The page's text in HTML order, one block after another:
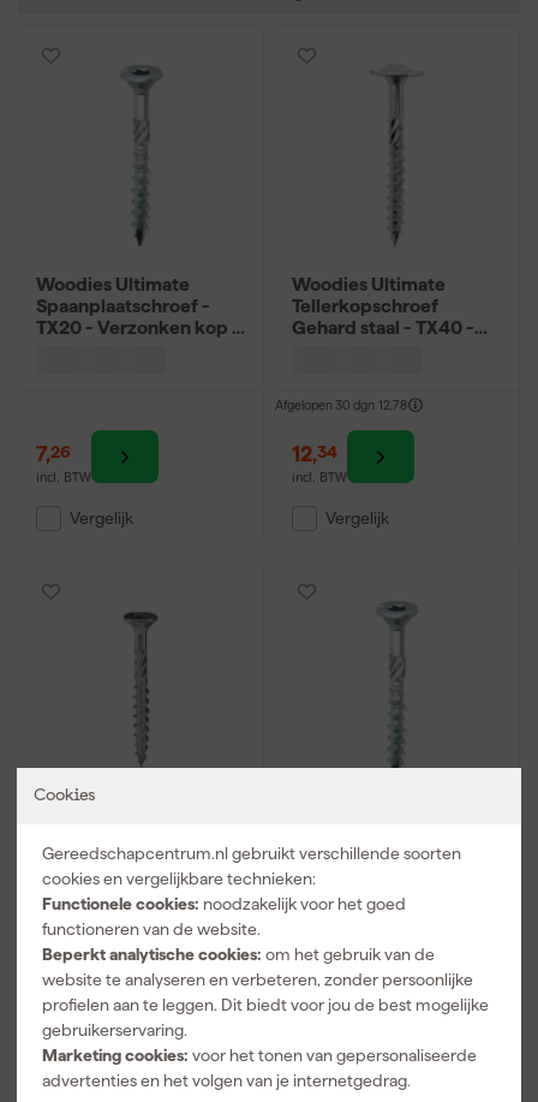
Cookies
Gereedschapcentrum.nl gebruikt verschillende soorten
cookies en vergelijkbare technieken:
Functionele cookies: noodzakelijk voor het goed
functioneren van de website.
Beperkt analytische cookies: om het gebruik van de
website te analyseren en verbeteren, zonder persoonlijke
profielen aan te leggen. Dit biedt voor jou de best mogelijke
gebruikerservaring.
Marketing cookies: voor het tonen van gepersonaliseerde
advertenties en het volgen van je internetgedrag.
Woodies Ultimate
Spaanplaatschroef -
TX20 - Verzonken kop -
7,26
incl. BTW
Vergelijk
Woodies Ultimate
Tellerkopschroef
Gehard staal - TX40 -
Afgelopen 30 dgn 12,78
12,34
incl. BTW
Vergelijk
- TX20 - Verzonken kop
- Deeldraad - Verzinkt -
200st
19,98
incl. BTW
Vergelijk
TX30 - Verzonken kop -
Deeldraad - Verzinkt -
200st
20, 42
incl. BTW
Vergelijk